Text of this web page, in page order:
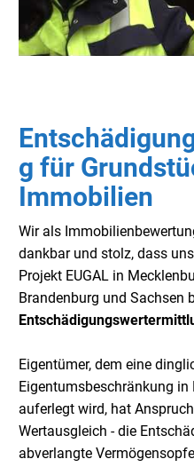
g für
Immobilien
Wir als
dankbar und stolz, dass
Projekt EUGAL in
Brandenburg und Sachsen
Eigentümer, dem eine
Eigentumsbeschränkung
auferlegt wird, hat
Wertausgleich - die
abverlangte